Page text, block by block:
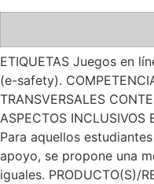
ETIQUETAS Juegos en
(e-safety).
TRANSVERSALES
ASPECTOS
Para aquellos
apoyo, se propone una
iguales. PRODUCTO(S)/